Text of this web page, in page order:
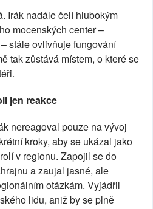
Irák nadále čelí hlubokým
mocenských center –
stále ovlivňuje fungování
tak zůstává místem, o které se
jen reakce
nereagoval pouze na vývoj
kroky, aby se ukázal jako
v regionu. Zapojil se do
a zaujal jasné, ale
otázkám. Vyjádřil
lidu, aniž by se plně